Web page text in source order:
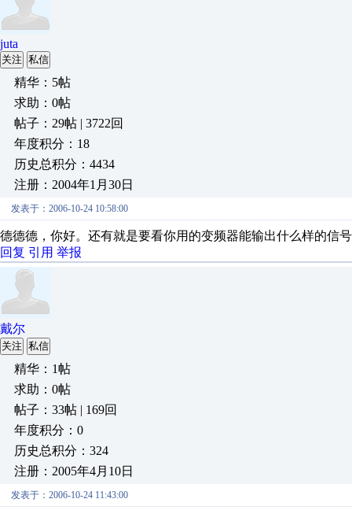
juta
关注 私信
精华：5帖
求助：0帖
帖子：29帖 | 3722回
年度积分：18
历史总积分：4434
注册：2004年1月30日
发表于：2006-10-24 10:58:00
德德德，你好。还有就是要看你用的变频器能输出什么样的信
回复 引用 举报
戴尔
关注 私信
精华：1帖
求助：0帖
帖子：33帖 | 169回
年度积分：0
历史总积分：324
注册：2005年4月10日
发表于：2006-10-24 11:43:00